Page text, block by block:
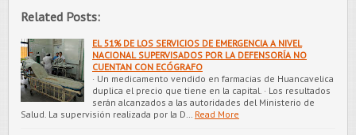
Related Posts:
EL 51% DE LOS SERVICIOS DE EMERGENCIA A NIVEL
NACIONAL SUPERVISADOS POR LA DEFENSORÍA NO
CUENTAN CON ECÓGRAFO
· Un medicamento vendido en farmacias de Huancavelica
duplica el precio que tiene en la capital. · Los resultados
serán alcanzados a las autoridades del Ministerio de
Salud. La supervisión realizada por la D…
Read More